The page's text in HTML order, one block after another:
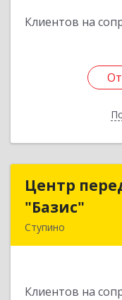
Клиентов на
Центр
"Базис"
Ступино
Клиентов на
Центр